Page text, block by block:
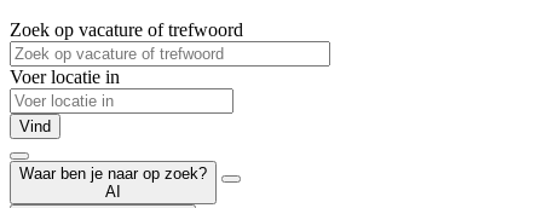
Zoek op vacature of trefwoord
Voer locatie in
Vind
Waar ben je naar op zoek?
AI